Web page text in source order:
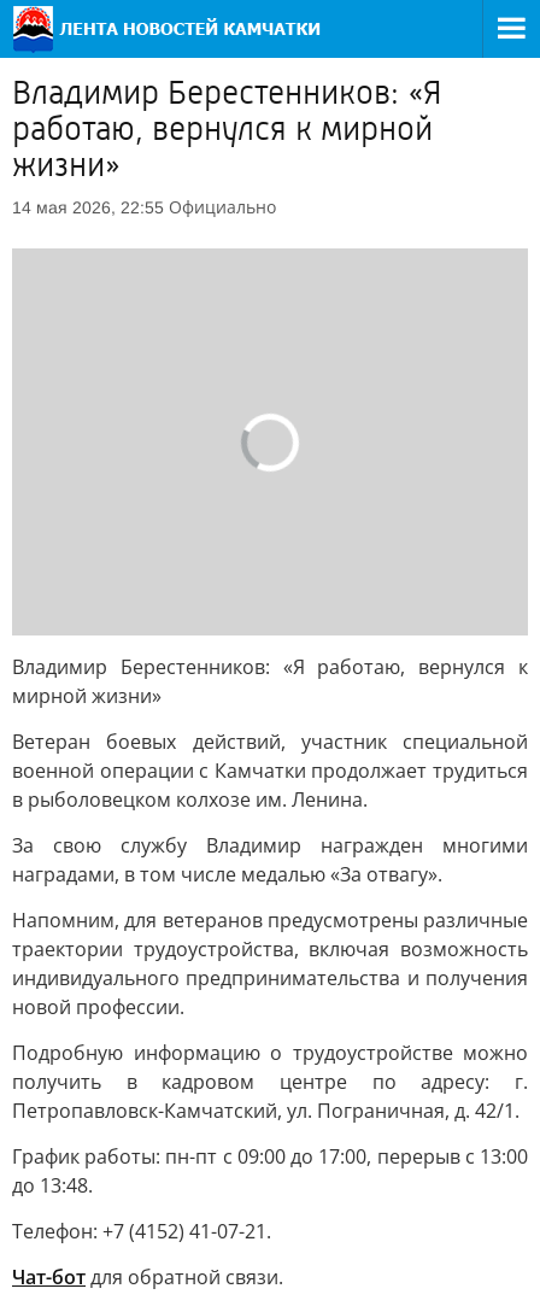
Владимир Берестенников: «Я
работаю, вернулся к мирной
жизни»
14 мая 2026, 22:55 Официально
Владимир Берестенников: «Я работаю, вернулся к
мирной жизни»
Ветеран боевых действий, участник специальной
военной операции с Камчатки продолжает трудиться
в рыболовецком колхозе им. Ленина.
За свою службу Владимир награжден многими
наградами, в том числе медалью «За отвагу».
Напомним, для ветеранов предусмотрены различные
траектории трудоустройства, включая возможность
индивидуального предпринимательства и получения
новой профессии.
Подробную информацию о трудоустройстве можно
получить в кадровом центре по адресу: г.
Петропавловск-Камчатский, ул. Пограничная, д. 42/1.
График работы: пн-пт с 09:00 до 17:00, перерыв с 13:00
до 13:48.
Телефон: +7 (4152) 41-07-21.
Чат-ботдля обратной связи.